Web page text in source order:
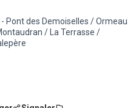
de la catégorie : Déchets et
les résultats pour le secteur : 12
- Pont des Demoiselles / Ormeau
/ La Terrasse /